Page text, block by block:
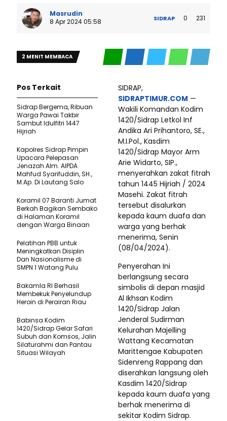
Masrudin
8 Apr 2024 05:58
SIDRAP 0 231
2 MENIT MEMBACA
SIDRAP,
SIDRAPTIMUR.COM —
Wakili Komandan Kodim
1420/Sidrap Letkol Inf
Andika Ari Prihantoro, SE.,
M.I.Pol., Kasdim
1420/Sidrap Mayor Arm
Arie Widarto, SIP.,
menyerahkan zakat fitrah
tahun 1445 Hijriah / 2024
Masehi. Zakat fitrah
tersebut disalurkan
kepada kaum duafa dan
warga yang berhak
menerima, Senin
(08/04/2024).
Penyerahan Ini
berlangsung secara
simbolis di depan masjid
Al Ikhsan Kodim
1420/Sidrap Jalan
Jenderal Sudirman
Kelurahan Majelling
Wattang Kecamatan
Marittengae Kabupaten
Sidenreng Rappang dan
diserahkan langsung oleh
Kasdim 1420/Sidrap
kepada kaum duafa yang
berhak menerima di
sekitar Kodim Sidrap.
Pos Terkait
Sidrap Bergema, Ribuan
Warga Pawai Takbir
Sambut Idulfitri 1447
Hijriah
Kapolres Sidrap Pimpin
Upacara Pelepasan
Jenazah Alm. AIPDA
Mahfud Syarifuddin, SH.,
M.Ap. Di Lautang Salo
Koramil 07 Baranti Jumat
Berkah Bagikan Sembako
di Halaman Koramil
dengan Warga Binaan
Pelatihan PBB untuk
Meningkatkan Disiplin
Dan Nasionalisme di
SMPN 1 Watang Pulu
Bakamla RI Berhasil
Membekuk Penyelundup
Heroin di Perairan Riau
Babinsa Kodim
1420/Sidrap Gelar Safari
Subuh dan Komsos, Jalin
Silaturahmi dan Pantau
Situasi Wilayah